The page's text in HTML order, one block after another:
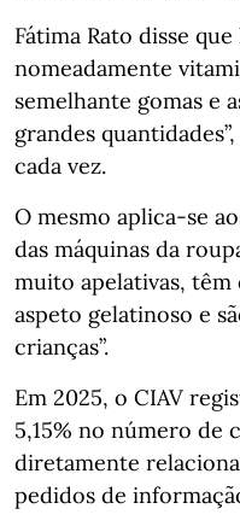
Fátima Rato disse
nomeadamente
semelhante gomas e
grandes
cada vez.
O mesmo aplica-se
das máquinas da
muito apelativas, têm
aspeto gelatinoso e
crianças”.
Em 2025, o CIAV
5,15% no número de
diretamente
pedidos de